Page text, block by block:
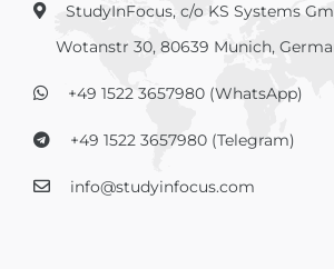
StudyInFocus, c/o KS Systems
Wotanstr 30, 80639 Munich,
+49 1522 3657980 (WhatsApp)
+49 1522 3657980 (Telegram)
info@studyinfocus.com